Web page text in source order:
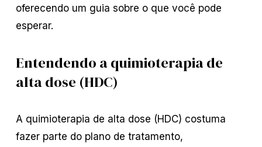
oferecendo um guia sobre o que você pode
esperar.
Entendendo a quimioterapia de
alta dose (HDC)
A quimioterapia de alta dose (HDC) costuma
fazer parte do plano de tratamento,